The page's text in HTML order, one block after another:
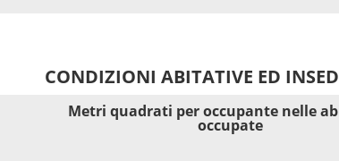
CONDIZIONI ABITATIVE ED
Metri quadrati per occupante nelle
occupate